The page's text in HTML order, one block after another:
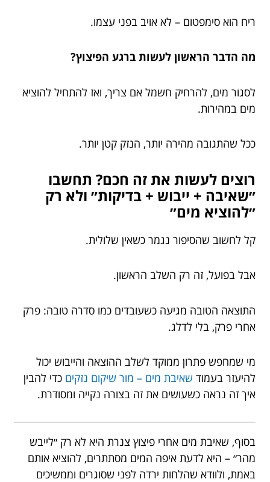
ריח הוא סימפטום – לא אויב בפני עצמו.
מה הדבר הראשון לעשות ברגע הפיצוץ?
לסגור מים, להרחיק חשמל אם צריך, ואז להתחיל להוציא
מים במהירות.
ככל שהתגובה מהירה יותר, הנזק קטן יותר.
רוצים לעשות את זה חכם? תחשבו
״שאיבה + ייבוש + בדיקות״ ולא רק
״להוציא מים״
קל לחשוב שהסיפור נגמר כשאין שלולית.
אבל בפועל, זה רק השלב הראשון.
התוצאה הטובה מגיעה כשעובדים כמו סדרה טובה: פרק
אחרי פרק, בלי לדלג.
מי שמחפש פתרון ממוקד לשלב ההוצאה והייבוש יכול
להיעזר בעמוד שאיבת מים – מור שיקום נזקים כדי להבין
איך זה נראה כשעושים את זה בצורה נקייה ומסודרת.
בסוף, שאיבת מים אחרי פיצוץ צנרת היא לא רק ״לייבש
מהר״ – היא לדעת איפה המים מסתתרים, להוציא אותם
באמת, ולוודא שהלחות ירדה לפני שסוגרים וממשיכים